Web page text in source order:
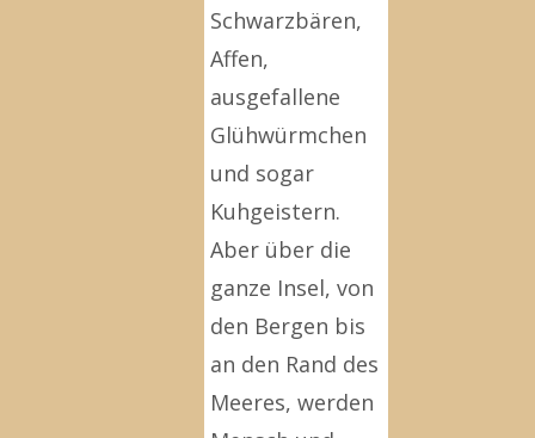
Schwarzbären,
Affen,
ausgefallene
Glühwürmchen
und sogar
Kuhgeistern.
Aber über die
ganze Insel, von
den Bergen bis
an den Rand des
Meeres, werden